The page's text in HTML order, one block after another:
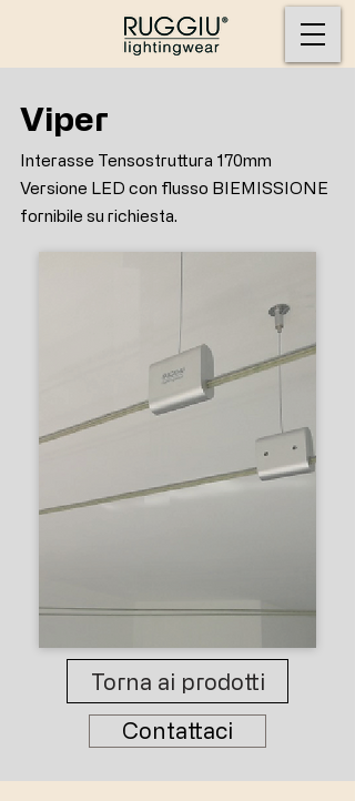
Viper
Interasse Tensostruttura 170mm
Versione LED con flusso BIEMISSIONE
fornibile su richiesta.
Torna ai prodotti
Contattaci